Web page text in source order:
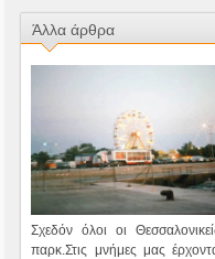
Άλλα άρθρα
Σχεδόν όλοι οι
παρκ.Στις μνήμες μας